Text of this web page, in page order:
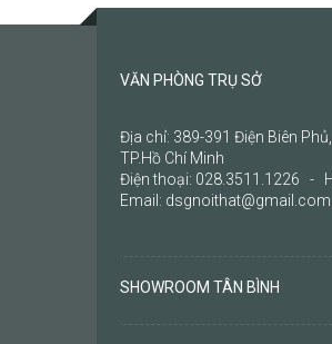
VĂN PHÒNG TRỤ SỞ
Địa chỉ: 389-391 Điện Biên Phủ,
TP.Hồ Chí Minh
Điện thoại: 028.3511.1226 -
Email:
SHOWROOM TÂN BÌNH